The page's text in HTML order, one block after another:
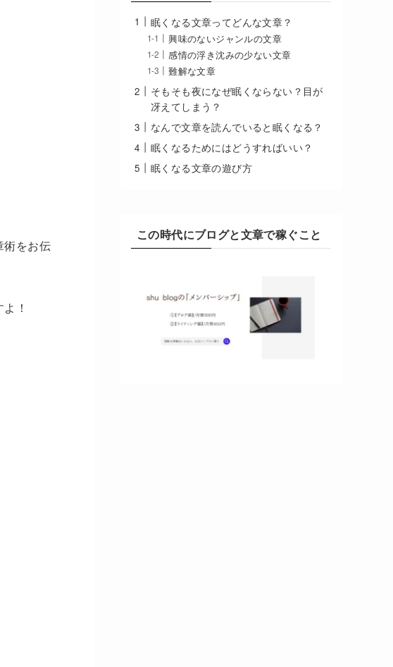
術をお伝
！
眠くなる文章ってどんな文章？
興味のないジャンルの文章
感情の浮き沈みの少ない文章
難解な文章
そもそも夜になぜ眠くならない？目が
冴えてしまう？
なんで文章を読んでいると眠くなる？
眠くなるためにはどうすればいい？
眠くなる文章の遊び方
この時代にブログと文章で稼ぐこと